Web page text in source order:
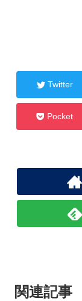
Twitter
Pocket
関連記事